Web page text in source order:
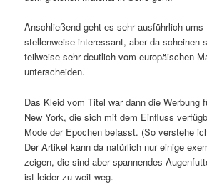
Anschließend geht es sehr ausführlich
stellenweise interessant, aber da scheinen
teilweise sehr deutlich vom europäischen
unterscheiden.
Das Kleid vom Titel war dann die Werbung
New York, die sich mit dem Einfluss
Mode der Epochen befasst. (So verstehe
Der Artikel kann da natürlich nur einige
zeigen, die sind aber spannendes
ist leider zu weit weg.